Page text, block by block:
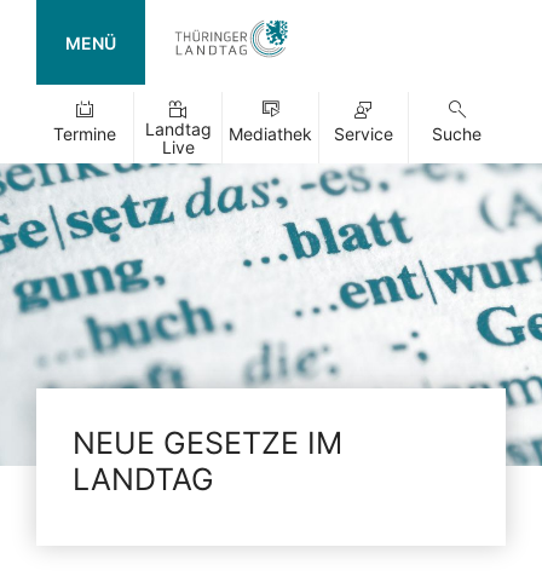
MENÜ
Termine
Landtag
Live
Mediathek Service Suche
NEUE GESETZE IM
LANDTAG